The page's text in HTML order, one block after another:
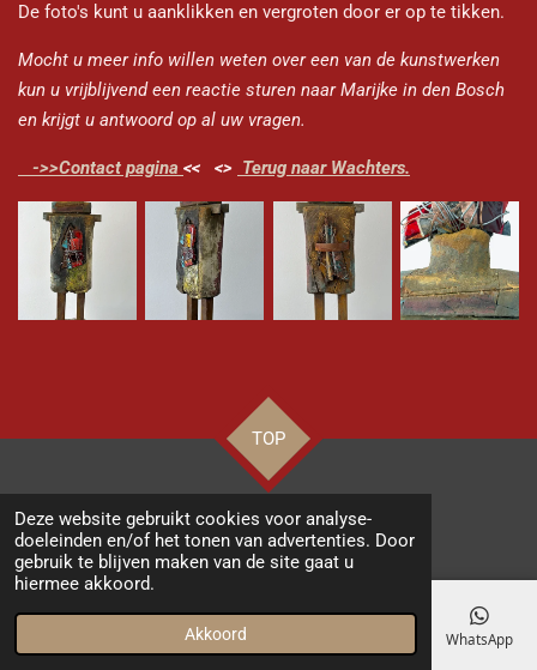
Deze website gebruikt cookies voor analyse-
doeleinden en/of het tonen van advertenties. Door
gebruik te blijven maken van de site gaat u
hiermee akkoord.
Akkoord
De foto's kunt u aanklikken en vergroten door er op te tikken.
Mocht u meer info willen weten over een van de kunstwerken
kun u vrijblijvend een reactie sturen naar Marijke in den Bosch
en krijgt u antwoord op al uw vragen.
->>Contact pagina << <> Terug naar Wachters.
TOP
© 2022 - 2026 marijkeindenbosch.nl
Powered by JouwWeb
Telefoonnummer WhatsApp